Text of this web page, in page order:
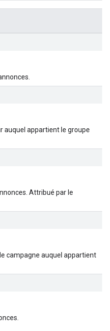
auquel appartient le groupe
Attribué par le
campagne auquel appartient